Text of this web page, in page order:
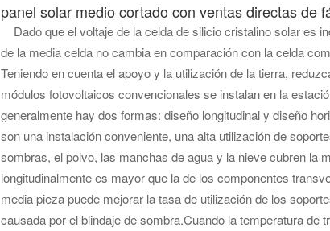
panel solar medio cortado con ventas directas de
Dado que el voltaje de la celda de silicio cristalino solar es
de la media celda no cambia en comparación con la celda
Teniendo en cuenta el apoyo y la utilización de la tierra,
módulos fotovoltaicos convencionales se instalan en la
generalmente hay dos formas: diseño longitudinal y diseño
son una instalación conveniente, una alta utilización de
sombras, el polvo, las manchas de agua y la nieve cubren la
longitudinalmente es mayor que la de los componentes
media pieza puede mejorar la tasa de utilización de los
causada por el blindaje de sombra.Cuando la temperatura de